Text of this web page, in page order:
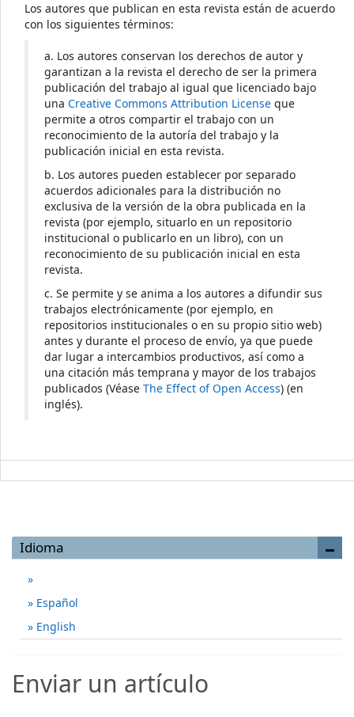
Los autores que publican en esta revista están de acuerdo
con los siguientes términos:
a. Los autores conservan los derechos de autor y
garantizan a la revista el derecho de ser la primera
publicación del trabajo al igual que licenciado bajo
una Creative Commons Attribution License que
permite a otros compartir el trabajo con un
reconocimiento de la autoría del trabajo y la
publicación inicial en esta revista.
b. Los autores pueden establecer por separado
acuerdos adicionales para la distribución no
exclusiva de la versión de la obra publicada en la
revista (por ejemplo, situarlo en un repositorio
institucional o publicarlo en un libro), con un
reconocimiento de su publicación inicial en esta
revista.
c. Se permite y se anima a los autores a difundir sus
trabajos electrónicamente (por ejemplo, en
repositorios institucionales o en su propio sitio web)
antes y durante el proceso de envío, ya que puede
dar lugar a intercambios productivos, así como a
una citación más temprana y mayor de los trabajos
publicados (Véase The Effect of Open Access) (en
inglés).
Idioma
Español
English
Enviar un artículo